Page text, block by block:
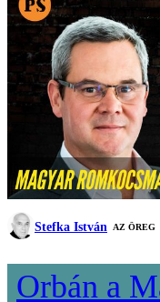
Stefka István AZ ÖREG
Orbán a